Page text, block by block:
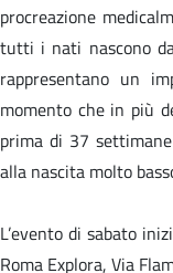
procreazione
tutti i nati nascono
rappresentano un
momento che in più
prima di 37
alla nascita molto
L’evento di sabato
Roma Explora, Via